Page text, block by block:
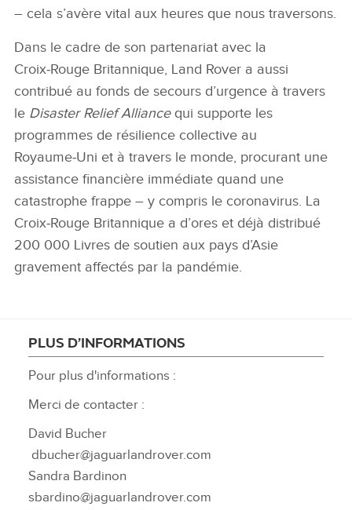
– cela s’avère vital aux heures que nous traversons.
Dans le cadre de son partenariat avec la
Croix‑Rouge Britannique, Land Rover a aussi
contribué au fonds de secours d’urgence à travers
le Disaster Relief Alliancequi supporte les
programmes de résilience collective au
Royaume‑Uni et à travers le monde, procurant une
assistance financière immédiate quand une
catastrophe frappe – y compris le coronavirus. La
Croix‑Rouge Britannique a d’ores et déjà distribué
200 000 Livres de soutien aux pays d’Asie
gravement affectés par la pandémie.
PLUS D’INFORMATIONS
Pour plus d'informations :
Merci de contacter :
David Bucher
dbucher@jaguarlandrover.com
Sandra Bardinon
sbardino@jaguarlandrover.com